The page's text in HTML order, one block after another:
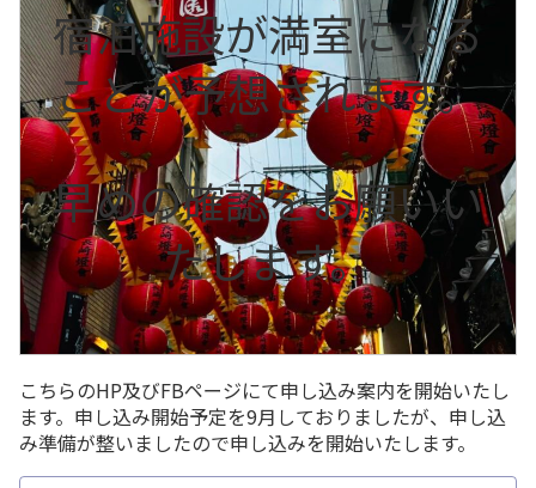
宿泊施設が満室になる
ことが予想されます。
早めの確認をお願いい
たします。
こちらのHP及びFBページにて申し込み案内を開始いたし
ます。申し込み開始予定を9月しておりましたが、申し込
み準備が整いましたので申し込みを開始いたします。